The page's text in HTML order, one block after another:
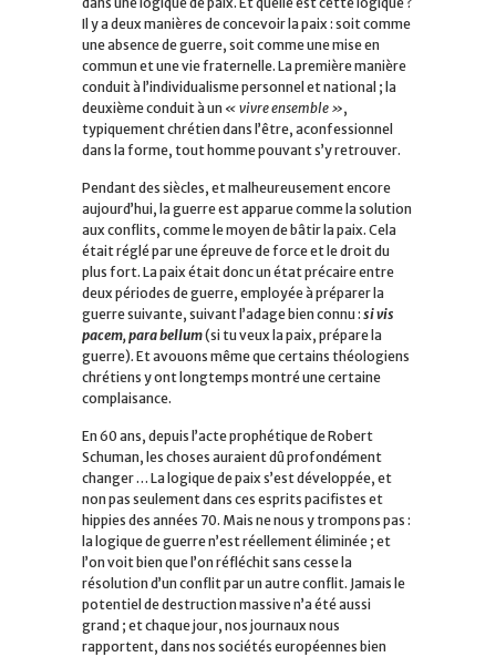
Il y a deux manières de concevoir la paix : soit comme
une absence de guerre, soit comme une mise en
commun et une vie fraternelle. La première manière
conduit à l’individualisme personnel et national ; la
deuxième conduit à un « vivre ensemble »,
typiquement chrétien dans l’être, aconfessionnel
dans la forme, tout homme pouvant s’y retrouver.
Pendant des siècles, et malheureusement encore
aujourd’hui, la guerre est apparue comme la solution
aux conflits, comme le moyen de bâtir la paix. Cela
était réglé par une épreuve de force et le droit du
plus fort. La paix était donc un état précaire entre
deux périodes de guerre, employée à préparer la
guerre suivante, suivant l’adage bien connu : si vis
pacem, para bellum(si tu veux la paix, prépare la
guerre). Et avouons même que certains théologiens
chrétiens y ont longtemps montré une certaine
complaisance.
En 60 ans, depuis l’acte prophétique de Robert
Schuman, les choses auraient dû profondément
changer … La logique de paix s’est développée, et
non pas seulement dans ces esprits pacifistes et
hippies des années 70. Mais ne nous y trompons pas :
la logique de guerre n’est réellement éliminée ; et
l’on voit bien que l’on réfléchit sans cesse la
résolution d’un conflit par un autre conflit. Jamais le
potentiel de destruction massive n’a été aussi
grand ; et chaque jour, nos journaux nous
rapportent, dans nos sociétés européennes bien